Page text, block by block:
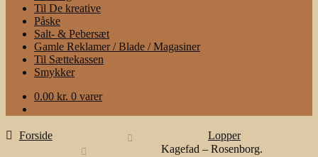
Til De kreative
Påske
Salt- & Pebersæt
Gamle Reklamer / Blade / Magasiner
Til Sættekassen
Smykker
0.00 kr. 0 varer
Forside
Lopper
Kagefad – Rosenborg.